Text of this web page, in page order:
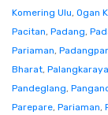
Komering Ulu, Ogan
Pacitan, Padang,
Pariaman,
Bharat, Palangkaraya
Pandeglang,
Parepare, Pariaman,